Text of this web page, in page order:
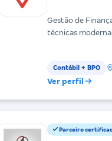
Gestão de
técnicas
Contábil + BPO
Ver perfil
Parceiro